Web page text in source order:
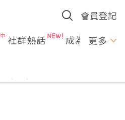
會員登記
社群熱話 成為U更多